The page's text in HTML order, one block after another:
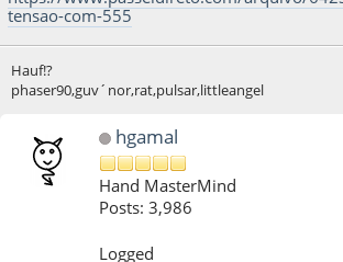
tensao-com-555
Hauf!?
phaser90,guv´nor,rat,pulsar,littleangel
hgamal
Hand MasterMind
Posts: 3,986
Logged